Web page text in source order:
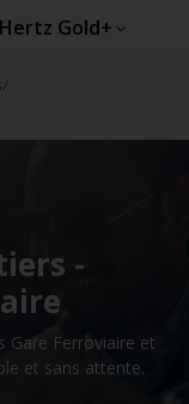
Gold+
-
Gare Ferroviaire et
et sans attente.